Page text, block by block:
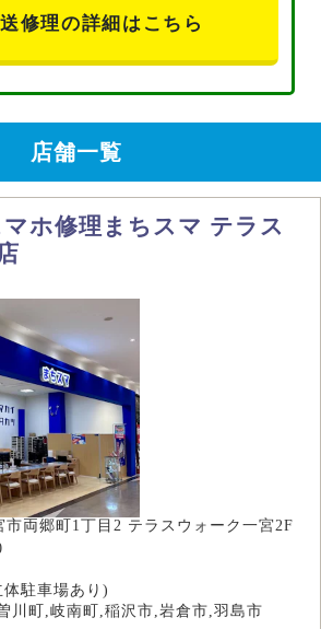
修理の詳細はこちら
店舗一覧
ホ修理まちスマ テラス
市両郷町1丁目2 テラスウォーク一宮2F
体駐車場あり)
川町,岐南町,稲沢市,岩倉市,羽島市